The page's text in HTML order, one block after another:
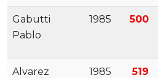
Gabutti
Pablo
1985 500
Alvarez
1985 519